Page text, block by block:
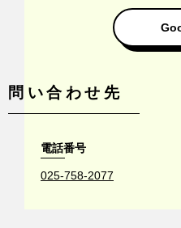
問い合わせ先
電話番号
025-758-2077